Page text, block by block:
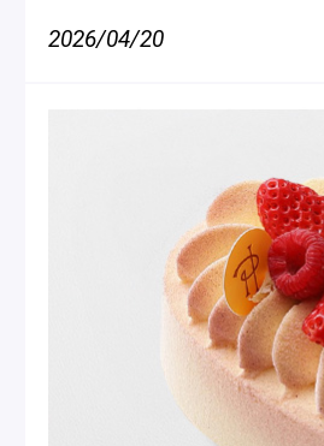
2026/04/20